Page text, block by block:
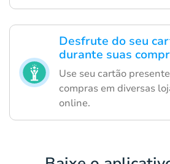
Desfrute do seu
durante suas
Use seu cartão
compras em diversas
online.